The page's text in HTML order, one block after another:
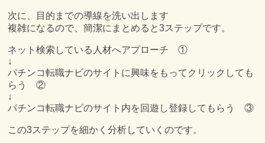
次に、目的までの導線を洗い出します
複雑になるので、簡潔にまとめると3ステップです。
ネット検索している人材へアプローチ ①
↓
パチンコ転職ナビのサイトに興味をもってクリックしても
らう ②
↓
パチンコ転職ナビのサイト内を回遊し登録してもらう ③
この3ステップを細かく分析していくのです。